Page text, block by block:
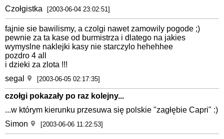
Czołgistka
[2003-06-04 23:02:51]
fajnie sie bawilismy, a czolgi nawet zamowily pogode ;)
pewnie za ta kase od burmistrza i dlatego na jakies
wymyslne naklejki kasy nie starczylo hehehhee
pozdro 4 all
i dzieki za zlota !!!
segal
[2003-06-05 02:17:35]
czołgi pokazały po raz kolejny...
...w którym kierunku przesuwa się polskie "zagłębie Capri" :)
Simon
[2003-06-06 11:22:53]